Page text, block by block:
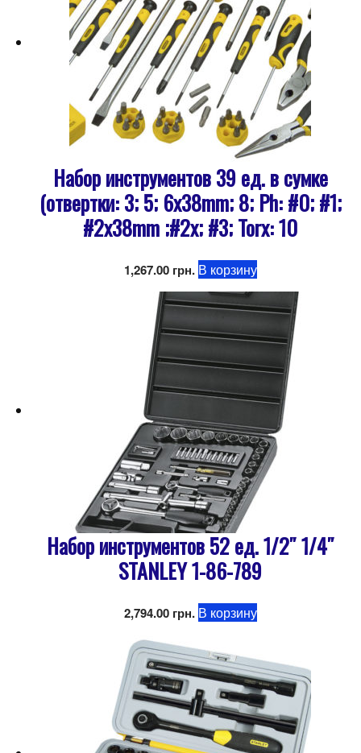
Набор инструментов 39 ед. в сумке
(отвертки: 3; 5; 6x38mm; 8; Ph: #0; #1;
#2x38mm ;#2x; #3; Torx: 10
1,267.00 грн. В корзину
Набор инструментов 52 ед. 1/2″ 1/4″
STANLEY 1-86-789
2,794.00 грн. В корзину